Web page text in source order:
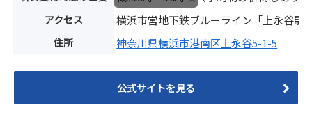
アクセス 横浜市営地下鉄ブルーライン「上永谷駅
住所 神奈川県横浜市港南区上永谷5-1-5
公式サイトを見る